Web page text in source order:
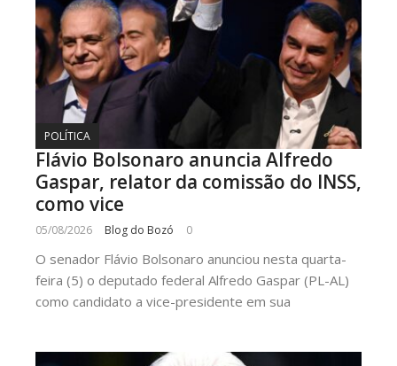
POLÍTICA
Flávio Bolsonaro anuncia Alfredo
Gaspar, relator da comissão do INSS,
como vice
05/08/2026 Blog do Bozó 0
O senador Flávio Bolsonaro anunciou nesta quarta-
feira (5) o deputado federal Alfredo Gaspar (PL-AL)
como candidato a vice-presidente em sua